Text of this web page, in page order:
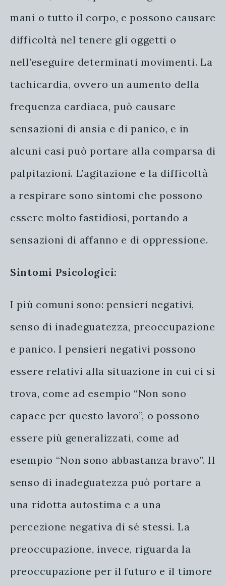
mani o tutto il corpo, e possono causare
difficoltà nel tenere gli oggetti o
nell’eseguire determinati movimenti. La
tachicardia, ovvero un aumento della
frequenza cardiaca, può causare
sensazioni di ansia e di panico, e in
alcuni casi può portare alla comparsa di
palpitazioni. L’agitazione e la difficoltà
a respirare sono sintomi che possono
essere molto fastidiosi, portando a
sensazioni di affanno e di oppressione.
Sintomi Psicologici:
I più comuni sono: pensieri negativi,
senso di inadeguatezza, preoccupazione
e panico. I pensieri negativi possono
essere relativi alla situazione in cui ci si
trova, come ad esempio “Non sono
capace per questo lavoro”, o possono
essere più generalizzati, come ad
esempio “Non sono abbastanza bravo”. Il
senso di inadeguatezza può portare a
una ridotta autostima e a una
percezione negativa di sé stessi. La
preoccupazione, invece, riguarda la
preoccupazione per il futuro e il timore